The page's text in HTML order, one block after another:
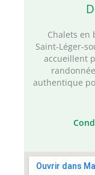
Chalets en
accueillent
authentique